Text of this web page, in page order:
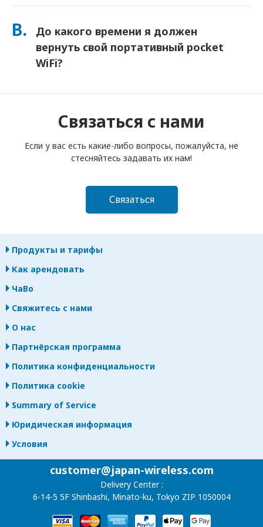
Вы можете добавить Страховку при оформлении заказа,
взимается плата за замену. Если что-то случится,
немедленно свяжитесь с нами — мы поможем вам
оставаться на связи.
В.
До какого времени я должен
вернуть свой портативный pocket
WiFi?
с вас будет взиматься плата.
Связаться с нами
Если у вас есть какие-либо вопросы, пожалуйста, не
стесняйтесь задавать их нам!
Связаться
Продукты и тарифы
Как арендовать
ЧаВо
Свяжитесь с нами
О нас
Партнёрская программа
Политика конфиденциальности
Политика cookie
Summary of Service
Юридическая информация
Условия
customer@japan-wireless.com
Delivery Center :
6-14-5 5F Shinbashi, Minato-ku, Tokyo ZIP 1050004